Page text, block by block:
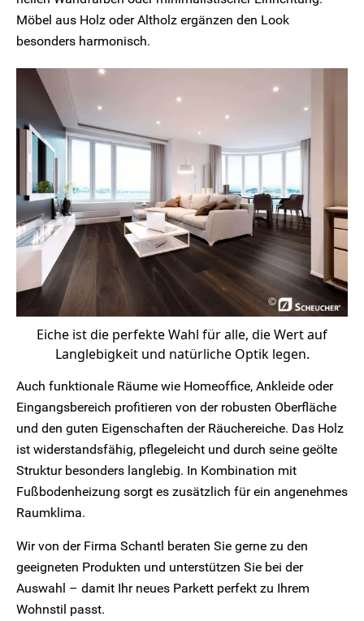
Möbel aus Holz oder Altholz ergänzen den Look
besonders harmonisch.
Eiche ist die perfekte Wahl für alle, die Wert auf
Langlebigkeit und natürliche Optik legen.
Auch funktionale Räume wie Homeoffice, Ankleide oder
Eingangsbereich profitieren von der robusten Oberfläche
und den guten Eigenschaften der Räuchereiche. Das Holz
ist widerstandsfähig, pflegeleicht und durch seine geölte
Struktur besonders langlebig. In Kombination mit
Fußbodenheizung sorgt es zusätzlich für ein angenehmes
Raumklima.
Wir von der Firma Schantl beraten Sie gerne zu den
geeigneten Produkten und unterstützen Sie bei der
Auswahl – damit Ihr neues Parkett perfekt zu Ihrem
Wohnstil passt.